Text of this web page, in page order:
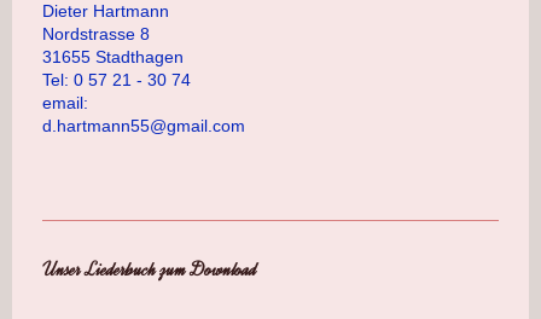
Dieter Hartmann
Nordstrasse 8
31655 Stadthagen
Tel: 0 57 21 - 30 74
email:
d.hartmann55@gmail.com
Unser Liederbuch zum Download